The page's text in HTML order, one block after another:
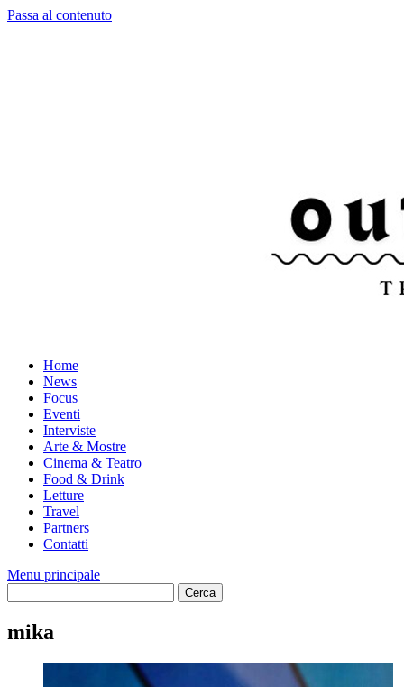
Passa al contenuto
Home
News
Focus
Eventi
Interviste
Arte & Mostre
Cinema & Teatro
Food & Drink
Letture
Travel
Partners
Contatti
Menu principale
mika